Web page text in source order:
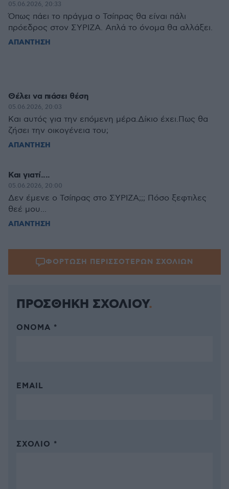
05.06.2026, 20:33
Όπως πάει το πράγμα ο Τσίπρας θα είναι πάλι
πρόεδρος στον ΣΥΡΙΖΑ. Απλά το όνομα θα αλλάξει.
ΑΠΑΝΤΗΣΗ
Θέλει να πιάσει θέση
05.06.2026, 20:03
Και αυτός για την επόμενη μέρα.Δίκιο έχει.Πως θα
ζήσει την οικογένεια του;
ΑΠΑΝΤΗΣΗ
Και γιατί....
05.06.2026, 20:00
Δεν έμενε ο Τσίπρας στο ΣΥΡΙΖΑ;;; Πόσο ξεφτιλες
θεέ μου...
ΑΠΑΝΤΗΣΗ
ΦΟΡΤΩΣΗ ΠΕΡΙΣΣΟΤΕΡΩΝ ΣΧΟΛΙΩΝ
ΠΡΟΣΘΗΚΗ ΣΧΟΛΙΟΥ
ΌΝΟΜΑ *
EMAIL
ΣΧΌΛΙΟ *